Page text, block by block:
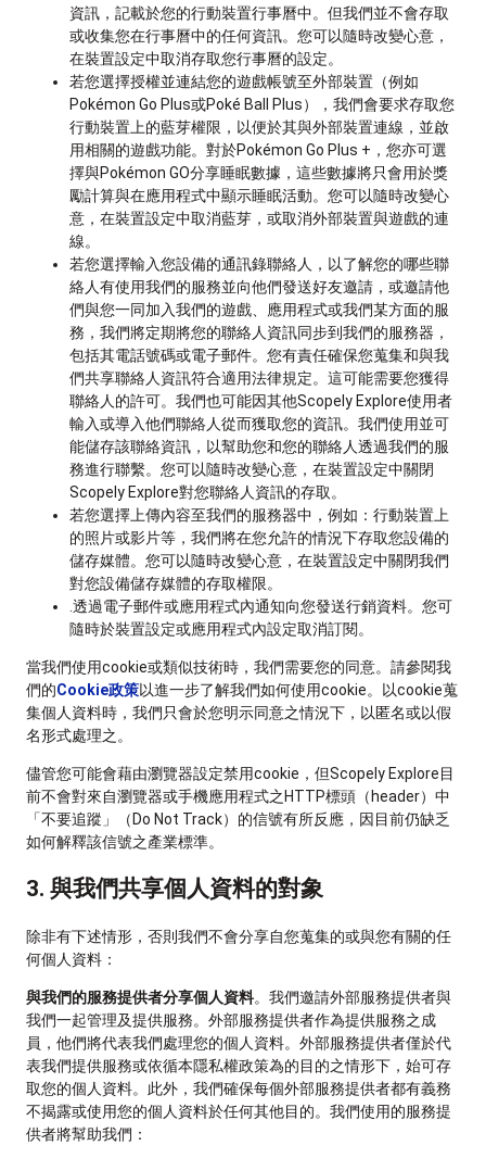
資訊，記載於您的行動裝置行事曆中。但我們並不會存取
或收集您在行事曆中的任何資訊。您可以隨時改變心意，
在裝置設定中取消存取您行事曆的設定。
若您選擇授權並連結您的遊戲帳號至外部裝置（例如
Pokémon Go Plus或Poké Ball Plus），我們會要求存取您
行動裝置上的藍芽權限，以便於其與外部裝置連線，並啟
用相關的遊戲功能。對於Pokémon Go Plus +，您亦可選
擇與Pokémon GO分享睡眠數據，這些數據將只會用於獎
勵計算與在應用程式中顯示睡眠活動。您可以隨時改變心
意，在裝置設定中取消藍芽，或取消外部裝置與遊戲的連
線。
若您選擇輸入您設備的通訊錄聯絡人，以了解您的哪些聯
絡人有使用我們的服務並向他們發送好友邀請，或邀請他
們與您一同加入我們的遊戲、應用程式或我們某方面的服
務，我們將定期將您的聯絡人資訊同步到我們的服務器，
包括其電話號碼或電子郵件。您有責任確保您蒐集和與我
們共享聯絡人資訊符合適用法律規定。這可能需要您獲得
聯絡人的許可。我們也可能因其他Scopely Explore使用者
輸入或導入他們聯絡人從而獲取您的資訊。我們使用並可
能儲存該聯絡資訊，以幫助您和您的聯絡人透過我們的服
務進行聯繫。您可以隨時改變心意，在裝置設定中關閉
Scopely Explore對您聯絡人資訊的存取。
若您選擇上傳內容至我們的服務器中，例如：行動裝置上
的照片或影片等，我們將在您允許的情況下存取您設備的
儲存媒體。您可以隨時改變心意，在裝置設定中關閉我們
對您設備儲存媒體的存取權限。
.透過電子郵件或應用程式內通知向您發送行銷資料。您可
隨時於裝置設定或應用程式內設定取消訂閱。
當我們使用cookie或類似技術時，我們需要您的同意。請參閱我
們的Cookie政策以進一步了解我們如何使用cookie。以cookie蒐
集個人資料時，我們只會於您明示同意之情況下，以匿名或以假
名形式處理之。
儘管您可能會藉由瀏覽器設定禁用cookie，但Scopely Explore目
前不會對來自瀏覽器或手機應用程式之HTTP標頭（header）中
「不要追蹤」（Do Not Track）的信號有所反應，因目前仍缺乏
如何解釋該信號之產業標準。
3. 與我們共享個人資料的對象
除非有下述情形，否則我們不會分享自您蒐集的或與您有關的任
何個人資料：
與我們的服務提供者分享個人資料。我們邀請外部服務提供者與
我們一起管理及提供服務。外部服務提供者作為提供服務之成
員，他們將代表我們處理您的個人資料。外部服務提供者僅於代
表我們提供服務或依循本隱私權政策為的目的之情形下，始可存
取您的個人資料。此外，我們確保每個外部服務提供者都有義務
不揭露或使用您的個人資料於任何其他目的。我們使用的服務提
供者將幫助我們：